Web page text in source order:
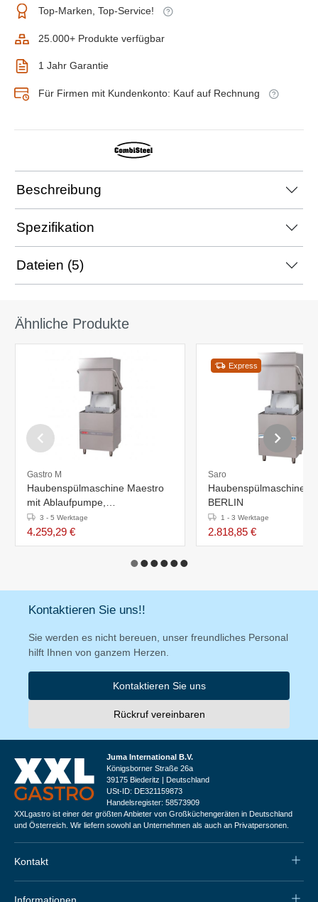
Top-Marken, Top-Service!
25.000+ Produkte verfügbar
1 Jahr Garantie
Für Firmen mit Kundenkonto: Kauf auf Rechnung
Beschreibung
Spezifikation
Dateien (5)
Ähnliche Produkte
Gastro M
Haubenspülmaschine Maestro
mit Ablaufpumpe,
Seifenspender und
Zwischenbehälter - 400V -
500x500mm - 880x750mm
3 - 5 Werktage
4.259,29 €
Express
Saro
Haubenspülmaschine
BERLIN
1 - 3 Werktage
2.818,85 €
Kontaktieren Sie uns!!
Sie werden es nicht bereuen, unser freundliches Personal
hilft Ihnen von ganzem Herzen.
Kontaktieren Sie uns
Rückruf vereinbaren
Juma International B.V.
Königsborner Straße 26a
39175 Biederitz | Deutschland
USt-ID: DE321159873
Handelsregister: 58573909
XXLgastro ist einer der größten Anbieter von Großküchengeräten in Deutschland
und Österreich. Wir liefern sowohl an Unternehmen als auch an Privatpersonen.
Kontakt
Informationen